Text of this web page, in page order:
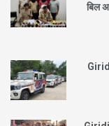
बिल